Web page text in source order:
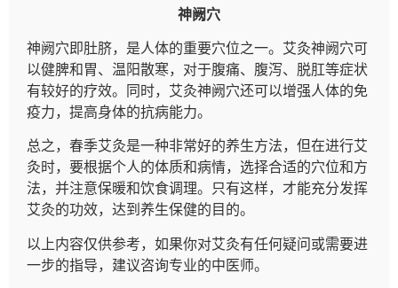
神阙穴
神阙穴即肚脐，是人体的重要穴位之一。艾灸神阙穴可
以健脾和胃、温阳散寒，对于腹痛、腹泻、脱肛等症状
有较好的疗效。同时，艾灸神阙穴还可以增强人体的免
疫力，提高身体的抗病能力。
总之，春季艾灸是一种非常好的养生方法，但在进行艾
灸时，要根据个人的体质和病情，选择合适的穴位和方
法，并注意保暖和饮食调理。只有这样，才能充分发挥
艾灸的功效，达到养生保健的目的。
以上内容仅供参考，如果你对艾灸有任何疑问或需要进
一步的指导，建议咨询专业的中医师。